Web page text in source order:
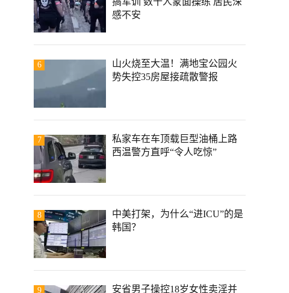
感不安
6
山火烧至大温！满地宝公园火
势失控35房屋接疏散警报
7
私家车在车顶载巨型油桶上路
西温警方直呼“令人吃惊”
8
中美打架，为什么“进ICU”的是
韩国？
9
安省男子操控18岁女性卖淫并